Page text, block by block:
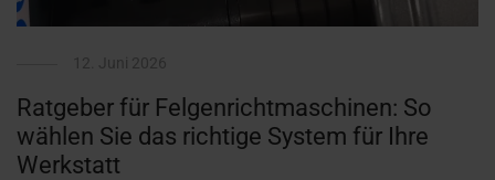
Ratgeber für Felgenrichtmaschinen: So
wählen Sie das richtige System für Ihre
Werkstatt